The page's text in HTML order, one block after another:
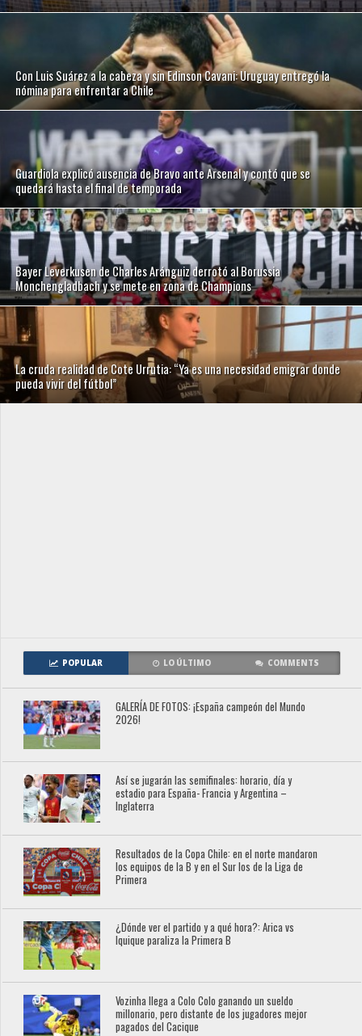
Con Luis Suárez a la cabeza y sin Edinson Cavani: Uruguay entregó la
nómina para enfrentar a Chile
Guardiola explicó ausencia de Bravo ante Arsenal y contó que se
quedará hasta el final de temporada
Bayer Leverkusen de Charles Aránguiz derrotó al Borussia
Monchengladbach y se mete en zona de Champions
La cruda realidad de Cote Urrutia: “Ya es una necesidad emigrar donde
pueda vivir del fútbol”
POPULAR LO ÚLTIMO COMMENTS
GALERÍA DE FOTOS: ¡España campeón del Mundo
2026!
Así se jugarán las semifinales: horario, día y
estadio para España- Francia y Argentina –
Inglaterra
Resultados de la Copa Chile: en el norte mandaron
los equipos de la B y en el Sur los de la Liga de
Primera
¿Dónde ver el partido y a qué hora?: Arica vs
Iquique paraliza la Primera B
Vozinha llega a Colo Colo ganando un sueldo
millonario, pero distante de los jugadores mejor
pagados del Cacique